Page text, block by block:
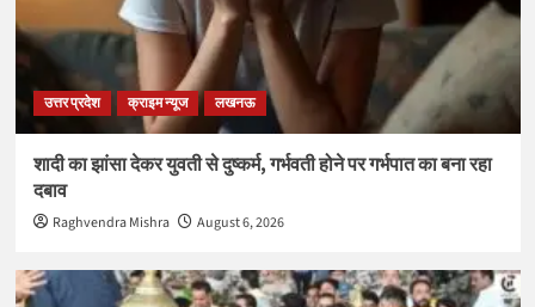
उत्तर प्रदेश क्राइम न्यूज लखनऊ
शादी का झांसा देकर युवती से दुष्कर्म, गर्भवती होने पर गर्भपात का बना रहा
दबाव
Raghvendra Mishra August 6, 2026